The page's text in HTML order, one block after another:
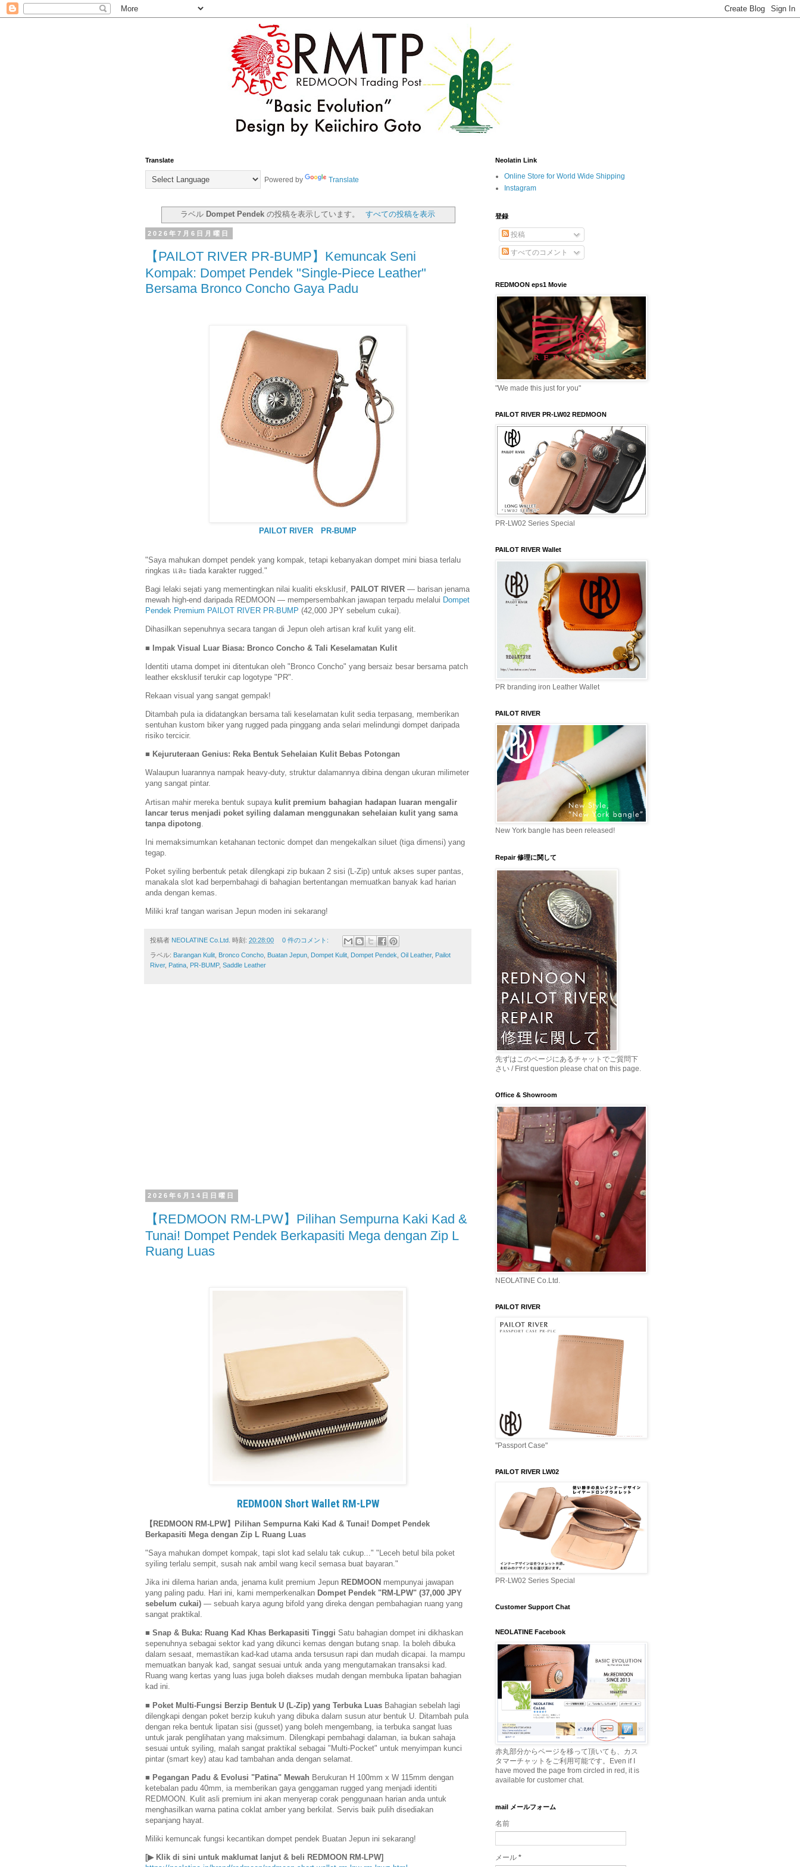
Translate
Powered by Translate
ラベル Dompet Pendek の投稿を表示しています。 すべての投稿を表示
2026年7月6日月曜日
【PAILOT RIVER PR-BUMP】Kemuncak Seni
Kompak: Dompet Pendek "Single-Piece Leather"
Bersama Bronco Concho Gaya Padu
PAILOT RIVER PR-BUMP
"Saya mahukan dompet pendek yang kompak, tetapi kebanyakan dompet mini biasa terlalu
ringkas และ tiada karakter rugged."
Bagi lelaki sejati yang mementingkan nilai kualiti eksklusif, PAILOT RIVER — barisan jenama
mewah high-end daripada REDMOON — mempersembahkan jawapan terpadu melalui Dompet
Pendek Premium PAILOT RIVER PR-BUMP (42,000 JPY sebelum cukai).
Dihasilkan sepenuhnya secara tangan di Jepun oleh artisan kraf kulit yang elit.
■ Impak Visual Luar Biasa: Bronco Concho & Tali Keselamatan Kulit
Identiti utama dompet ini ditentukan oleh "Bronco Concho" yang bersaiz besar bersama patch
leather eksklusif terukir cap logotype "PR".
Rekaan visual yang sangat gempak!
Ditambah pula ia didatangkan bersama tali keselamatan kulit sedia terpasang, memberikan
sentuhan kustom biker yang rugged pada pinggang anda selari melindungi dompet daripada
risiko tercicir.
■ Kejuruteraan Genius: Reka Bentuk Sehelaian Kulit Bebas Potongan
Walaupun luarannya nampak heavy-duty, struktur dalamannya dibina dengan ukuran milimeter
yang sangat pintar.
Artisan mahir mereka bentuk supaya kulit premium bahagian hadapan luaran mengalir
lancar terus menjadi poket syiling dalaman menggunakan sehelaian kulit yang sama
tanpa dipotong
Ini memaksimumkan ketahanan tectonic dompet dan mengekalkan siluet (tiga dimensi) yang
tegap.
Poket syiling berbentuk petak dilengkapi zip bukaan 2 sisi (L-Zip) untuk akses super pantas,
manakala slot kad berpembahagi di bahagian bertentangan memuatkan banyak kad harian
anda dengan kemas.
Miliki kraf tangan warisan Jepun moden ini sekarang!
投稿者 NEOLATINE Co.Ltd. 時刻: 20:28:00 0 件のコメント:
ラベル: Barangan Kulit Bronco Concho Buatan Jepun Dompet Kulit Dompet Pendek Oil Leather, Pailot
River, Patina PR-BUMP, Saddle Leather
2026年6月14日日曜日
【REDMOON RM-LPW】Pilihan Sempurna Kaki Kad &
Tunai! Dompet Pendek Berkapasiti Mega dengan Zip L
Ruang Luas
REDMOON Short Wallet RM-LPW
【REDMOON RM-LPW】Pilihan Sempurna Kaki Kad & Tunai! Dompet Pendek
Berkapasiti Mega dengan Zip L Ruang Luas
"Saya mahukan dompet kompak, tapi slot kad selalu tak cukup..." "Leceh betul bila poket
syiling terlalu sempit, susah nak ambil wang kecil semasa buat bayaran."
Jika ini dilema harian anda, jenama kulit premium Jepun REDMOON mempunyai jawapan
yang paling padu. Hari ini, kami memperkenalkan Dompet Pendek "RM-LPW" (37,000 JPY
sebelum cukai) — sebuah karya agung bifold yang direka dengan pembahagian ruang yang
sangat praktikal.
■ Snap & Buka: Ruang Kad Khas Berkapasiti Tinggi Satu bahagian dompet ini dikhaskan
sepenuhnya sebagai sektor kad yang dikunci kemas dengan butang snap. Ia boleh dibuka
dalam sesaat, memastikan kad-kad utama anda tersusun rapi dan mudah dicapai. Ia mampu
memuatkan banyak kad, sangat sesuai untuk anda yang mengutamakan transaksi kad.
Ruang wang kertas yang luas juga boleh diakses mudah dengan membuka lipatan bahagian
kad ini.
■ Poket Multi-Fungsi Berzip Bentuk U (L-Zip) yang Terbuka Luas Bahagian sebelah lagi
dilengkapi dengan poket berzip kukuh yang dibuka dalam susun atur bentuk U. Ditambah pula
dengan reka bentuk lipatan sisi (gusset) yang boleh mengembang, ia terbuka sangat luas
untuk jarak penglihatan yang maksimum. Dilengkapi pembahagi dalaman, ia bukan sahaja
sesuai untuk syiling, malah sangat praktikal sebagai "Multi-Pocket" untuk menyimpan kunci
pintar (smart key) atau kad tambahan anda dengan selamat.
■ Pegangan Padu & Evolusi "Patina" Mewah Berukuran H 100mm x W 115mm dengan
ketebalan padu 40mm, ia memberikan gaya genggaman rugged yang menjadi identiti
REDMOON. Kulit asli premium ini akan menyerap corak penggunaan harian anda untuk
menghasilkan warna patina coklat amber yang berkilat. Servis baik pulih disediakan
sepanjang hayat.
Miliki kemuncak fungsi kecantikan dompet pendek Buatan Jepun ini sekarang!
[▶ Klik di sini untuk maklumat lanjut & beli REDMOON RM-LPW]
Neolatin Link
Online Store for World Wide Shipping
Instagram
登録
投稿
すべてのコメント
REDMOON eps1 Movie
"We made this just for you"
PAILOT RIVER PR-LW02 REDMOON
PR-LW02 Series Special
PAILOT RIVER Wallet
PR branding iron Leather Wallet
PAILOT RIVER
New York bangle has been released!
Repair 修理に関して
先ずはこのページにあるチャットでご質問下
さい / First question please chat on this page.
Office & Showroom
NEOLATINE Co.Ltd.
PAILOT RIVER
"Passport Case"
PAILOT RIVER LW02
PR-LW02 Series Special
Customer Support Chat
NEOLATINE Facebook
赤丸部分からページを移って頂いても、カス
タマーチャットをご利用可能です。Even if I
have moved the page from circled in red, it is
available for customer chat.
mail メールフォーム
名前
メール *